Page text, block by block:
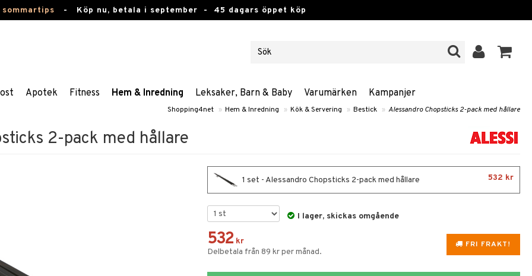
- Köp nu, betala i september - 45 dagars öppet köp
Apotek Fitness Hem & Inredning Leksaker, Barn & Baby Varumärken Kampanjer
Shopping4net » Hem & Inredning » Kök & Servering » Bestick » Alessandro Chopsticks 2-pack med hållare
2-pack med hållare
1 set - Alessandro Chopsticks 2-pack med hållare 532 kr
I lager, skickas omgående
FRI FRAKT!
532 kr
Delbetala från 89 kr per månad.